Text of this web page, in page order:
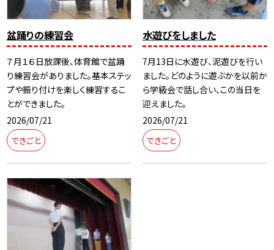
盆踊りの練習会
７月１６日放課後、体育館で盆踊
り練習会がありました。基本ステッ
プや振り付けを楽しく練習するこ
とができました。
2026/07/21
できごと
水遊びをしました
7月13日に水遊び、泥遊びを行い
ました。どのように遊ぶかを以前か
ら学級会で話し合い、この当日を
迎えました。
2026/07/21
できごと